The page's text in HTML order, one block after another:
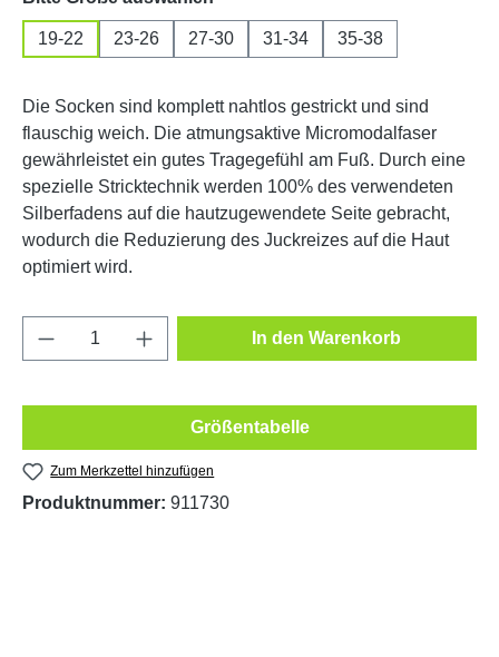
19-22 23-26 27-30 31-34 35-38
Die Socken sind komplett nahtlos gestrickt und sind
flauschig weich. Die atmungsaktive Micromodalfaser
gewährleistet ein gutes Tragegefühl am Fuß. Durch eine
spezielle Stricktechnik werden 100% des verwendeten
Silberfadens auf die hautzugewendete Seite gebracht,
wodurch die Reduzierung des Juckreizes auf die Haut
optimiert wird.
Produkt Anzahl: Gib den gewünschten
In den Warenkorb
Größentabelle
Zum Merkzettel hinzufügen
Produktnummer: 911730